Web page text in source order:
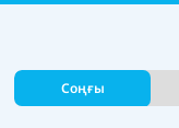
Соңғы